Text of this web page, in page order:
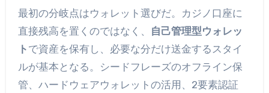
最初の分岐点はウォレット選びだ。カジノ口座に
直接残高を置くのではなく、
自己管理型ウォレッ
ト で資産を保有し、必要な分だけ送金するスタイ
ルが基本となる。シードフレーズのオフライン保
管、ハードウェアウォレットの活用、2要素認証